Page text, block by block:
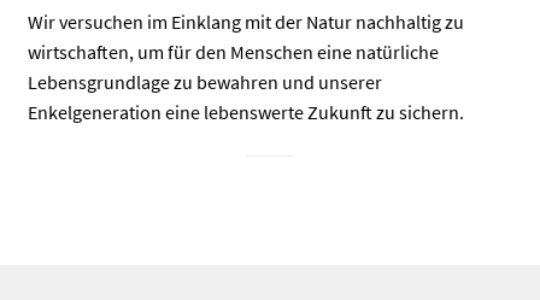
Wir versuchen im Einklang mit der Natur nachhaltig zu
wirtschaften, um für den Menschen eine natürliche
Lebensgrundlage zu bewahren und unserer
Enkelgeneration eine lebenswerte Zukunft zu sichern.